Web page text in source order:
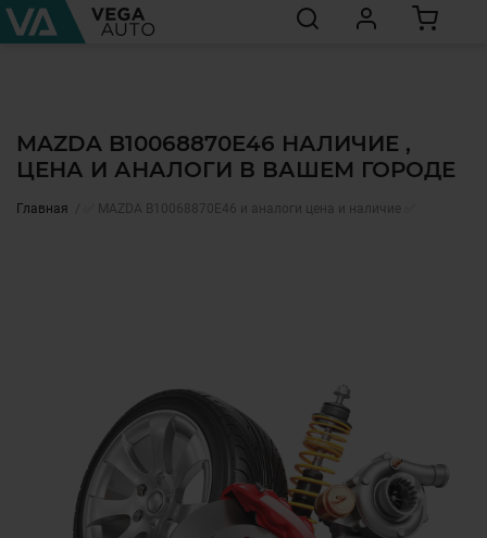
MAZDA B10068870E46 НАЛИЧИЕ ,
ЦЕНА И АНАЛОГИ В ВАШЕМ ГОРОДЕ
Главная ✅ MAZDA B10068870E46 и аналоги цена и наличие ✅